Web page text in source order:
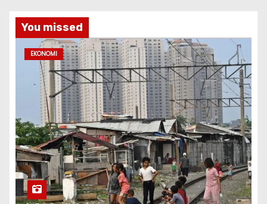
You missed
EKONOMI